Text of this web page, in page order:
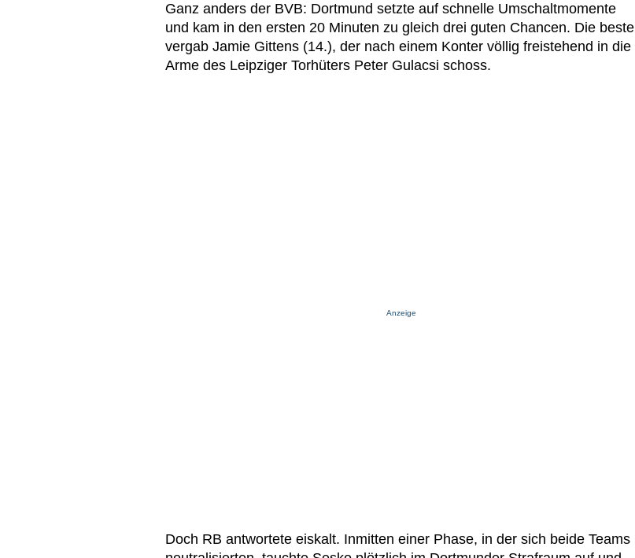
Ganz anders der BVB: Dortmund setzte auf schnelle Umschaltmomente
und kam in den ersten 20 Minuten zu gleich drei guten Chancen. Die beste
vergab Jamie Gittens (14.), der nach einem Konter völlig freistehend in die
Arme des Leipziger Torhüters Peter Gulacsi schoss.
Anzeige
Doch RB antwortete eiskalt. Inmitten einer Phase, in der sich beide Teams